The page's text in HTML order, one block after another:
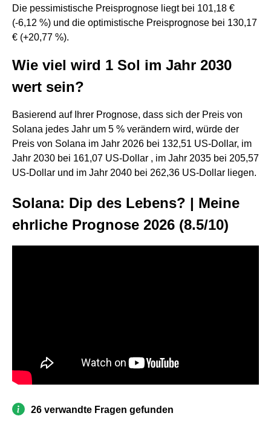
Die pessimistische Preisprognose liegt bei 101,18 €
(-6,12 %) und die optimistische Preisprognose bei 130,17
€ (+20,77 %).
Wie viel wird 1 Sol im Jahr 2030
wert sein?
Basierend auf Ihrer Prognose, dass sich der Preis von
Solana jedes Jahr um 5 % verändern wird, würde der
Preis von Solana im Jahr 2026 bei 132,51 US-Dollar, im
Jahr 2030 bei 161,07 US-Dollar , im Jahr 2035 bei 205,57
US-Dollar und im Jahr 2040 bei 262,36 US-Dollar liegen.
Solana: Dip des Lebens? | Meine
ehrliche Prognose 2026 (8.5/10)
26 verwandte Fragen gefunden